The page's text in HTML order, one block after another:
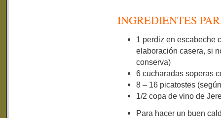
INGREDIENTES
1 perdiz en escabeche
elaboración casera, si
conserva)
6 cucharadas soperas
8 – 16 picatostes
1/2 copa de vino de
Para hacer un buen